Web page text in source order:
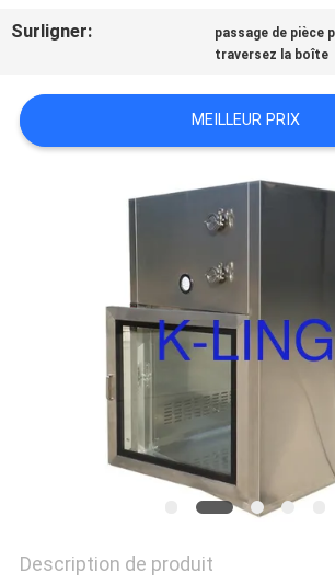
NOUS
NOUVELLES
AFFAIRES
POLITIQUE
Surligner: passage de pièce
traversez la boîte
MEILLEUR PRIX
Description de produit